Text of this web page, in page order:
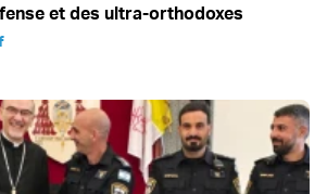
et des ultra-orthodoxes